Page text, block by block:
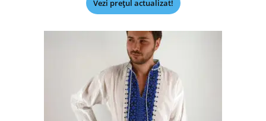
Vezi prețul actualizat!